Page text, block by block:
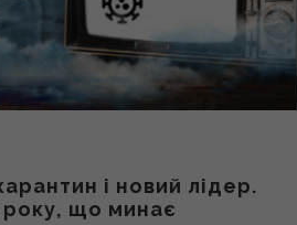
і новий лідер.
року, що минає